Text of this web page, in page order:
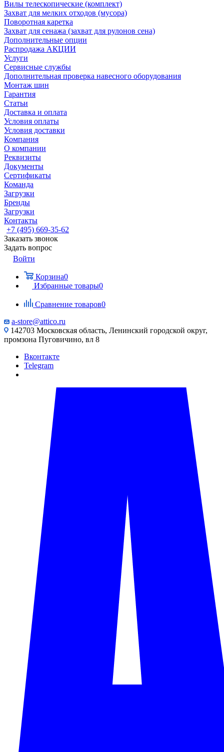
Вилы телескопические (комплект)
Захват для мелких отходов (мусора)
Поворотная каретка
Захват для сенажа (захват для рулонов сена)
Дополнительные опции
Распродажа АКЦИИ
Услуги
Сервисные службы
Дополнительная проверка навесного оборудования
Монтаж шин
Гарантия
Статьи
Доставка и оплата
Условия оплаты
Условия доставки
Компания
О компании
Реквизиты
Документы
Сертификаты
Команда
Загрузки
Бренды
Загрузки
Контакты
+7 (495) 669-35-62
Заказать звонок
Задать вопрос
Войти
Корзина0
Избранные товары0
Сравнение товаров0
a-store@attico.ru
142703 Московская область, Ленинский городской округ,
промзона Пуговичино, вл 8
Вконтакте
Telegram